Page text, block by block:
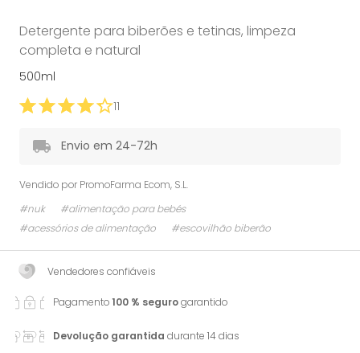
Detergente para biberões e tetinas, limpeza
completa e natural
500ml
11
Envio em 24-72h
Vendido por PromoFarma Ecom, S.L.
#nuk
#alimentação para bebés
#acessórios de alimentação
#escovilhão biberão
Vendedores confiáveis
Pagamento100 % segurogarantido
Devolução garantida durante 14 dias